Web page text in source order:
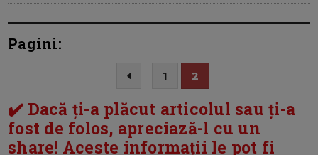
Pagini:
1 2
✔️ Dacă ți-a plăcut articolul sau ți-a
fost de folos, apreciază-l cu un
share! Aceste informații le pot fi